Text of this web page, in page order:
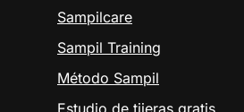
Sampilcare
Sampil Training
Método Sampil
Estudio de tijeras gratis